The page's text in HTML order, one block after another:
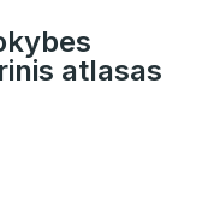
atlasas